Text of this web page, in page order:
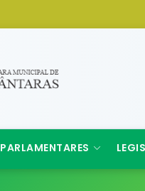
PARLAMENTARES